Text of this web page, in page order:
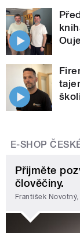
E-SHOP
Přijměte
člověčiny.
František